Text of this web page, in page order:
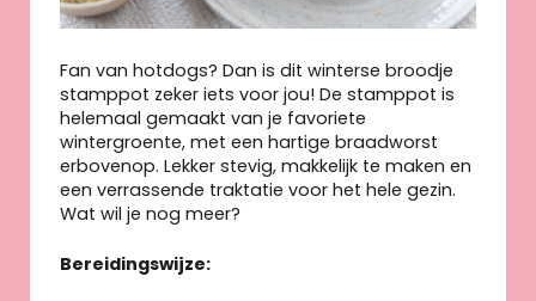
Fan van hotdogs? Dan is dit winterse broodje
stamppot zeker iets voor jou! De stamppot is
helemaal gemaakt van je favoriete
wintergroente, met een hartige braadworst
erbovenop. Lekker stevig, makkelijk te maken en
een verrassende traktatie voor het hele gezin.
Wat wil je nog meer?
Bereidingswijze: